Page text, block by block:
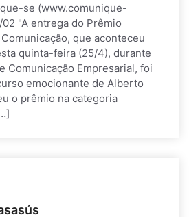
se (www.comunique-
"A entrega do Prêmio
que aconteceu
quinta-feira (25/4), durante
Comunicação Empresarial, foi
emocionante de Alberto
o prêmio na categoria